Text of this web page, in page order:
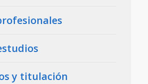
y titulación